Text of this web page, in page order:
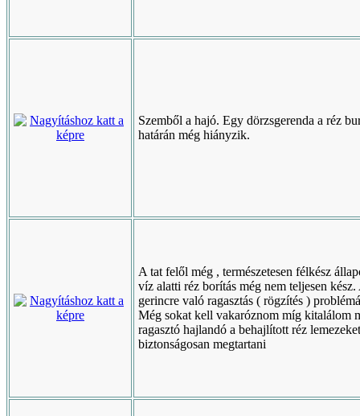
Szemből a hajó. Egy dörzsgerenda a réz
határán még hiányzik.
A tat felől még , természetesen félkész
víz alatti réz borítás még nem teljesen kész.
gerincre való ragasztás ( rögzítés )
Még sokat kell vakaróznom míg kitalálom
ragasztó hajlandó a behajlított réz lemezeket
biztonságosan megtartani